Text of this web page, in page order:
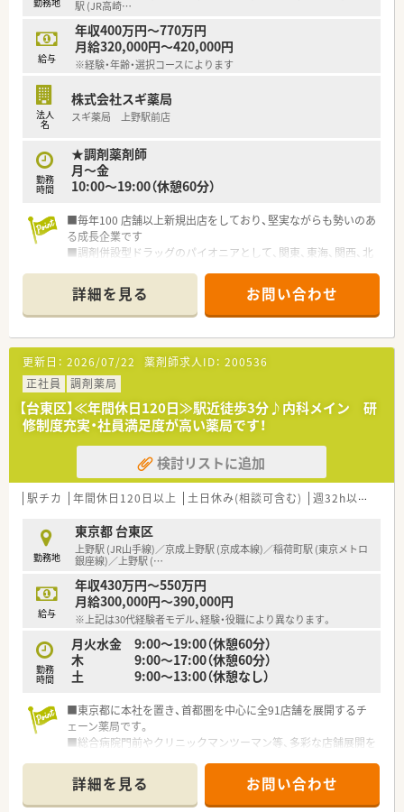
駅 (JR高崎…
給与
年収400万円～770万円
月給320,000円～420,000円
※経験・年齢・選択コースによります
法人
名
株式会社スギ薬局
スギ薬局 上野駅前店
勤務
時間
★調剤薬剤師
月～金
10:00～19:00（休憩60分）
■毎年100 店舗以上新規出店をしており、堅実ながらも勢いのあ
る成長企業です
■調剤併設型ドラッグのパイオニアとして、関東、東海、関西、北
■研修制度は様々なプランがあり、集合研修だけでなく任意で受
講可能な研修も幅広く用意されています
■店舗で活躍する従業員、社外で活躍する従業員、将来経営幹部
となる従業員など、薬剤師として様々な活躍ができるフィールド
を用意されています
■総合薬剤師・調剤薬剤師（土日休み・19時までの勤務）どちらか
の働き方を選択できます
■調剤併設型だけでなく「医療モール・クリニック併設店舗」「敷
地内薬局」「訪問調剤特化型店舗」など様々な店舗を運営してい
ます
■在宅医療にも積極的取り組んでおり「訪問調剤特化型店舗」を
50店舗以上、無菌調剤室は業界最多の51店舗設置しています
■「プラチナくるみん認定企業」「健康経営優良法人2023（大規模
法人部門）認定」等を取得し一人ひとりが働きやすい環境が整備
■充実した研修制度、人事制度、評価制度、キャリア支援制度等
があるのも特徴です
詳細を見る お問い合わせ
更新日： 2026/07/22 薬剤師求人ID： 200536
正社員
調剤薬局
【台東区】≪年間休日120日≫駅近徒歩3分♪内科メイン 研
修制度充実・社員満足度が高い薬局です！
検討リストに追加
駅チカ 年間休日120日以上 土日休み(相談可含む) 週32h以上
勤務地
東京都 台東区
上野駅 (JR山手線)／京成上野駅 (京成本線)／稲荷町駅 (東京メトロ
銀座線)／上野駅 (…
給与
年収430万円～550万円
月給300,000円～390,000円
※上記は30代経験者モデル、経験・役職により異なります。
勤務
時間
月火水金 9:00～19:00（休憩60分）
木 9:00～17:00（休憩60分）
土 9:00～13:00（休憩なし）
■東京都に本社を置き、首都圏を中心に全91店舗を展開するチ
ェーン薬局です。
■総合病院門前やクリニックマンツーマン等、多彩な店舗展開を
■定着率が高く、新卒の3年定着率は93％、5年定着率は89%で
す。
■手厚い研修制度が魅力！他、、産前産後休暇・育児休暇後も完
詳細を見る お問い合わせ